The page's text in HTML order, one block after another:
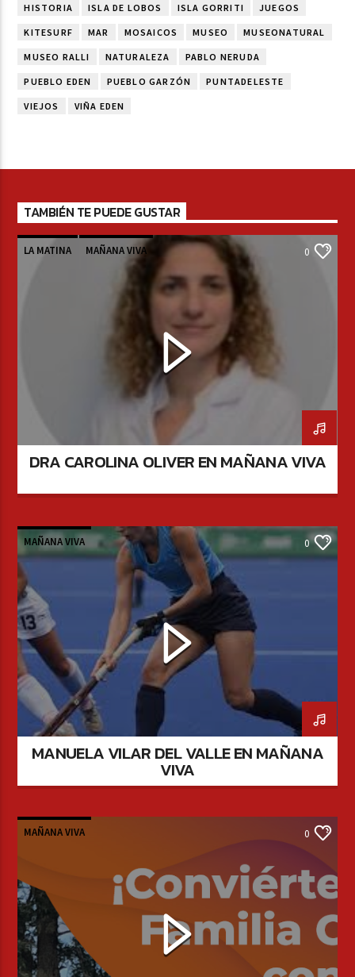
HISTORIA ISLA DE LOBOS ISLA GORRITI JUEGOS
KITESURF MAR MOSAICOS MUSEO MUSEONATURAL
MUSEO RALLI NATURALEZA PABLO NERUDA
PUEBLO EDEN PUEBLO GARZÓN PUNTADELESTE
VIEJOS VIÑA EDEN
TAMBIÉN TE PUEDE GUSTAR
LA MATINA MAÑANA VIVA 0
DRA CAROLINA OLIVER EN MAÑANA VIVA
MAÑANA VIVA 0
MANUELA VILAR DEL VALLE EN MAÑANA
VIVA
MAÑANA VIVA 0